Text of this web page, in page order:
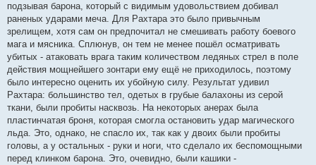
подзывая барона, который с видимым удовольствием добивал
раненых ударами меча. Для Рахтара это было привычным
зрелищем, хотя сам он предпочитал не смешивать работу боевого
мага и мясника. Сплюнув, он тем не менее пошёл осматривать
убитых - атаковать врага таким количеством ледяных стрел в поле
действия мощнейшего зонтари ему ещё не приходилось, поэтому
было интересно оценить их убойную силу. Результат удивил
Рахтара: большинство тел, одетых в грубые балахоны из серой
ткани, были пробиты насквозь. На некоторых анерах была
пластинчатая броня, которая смогла остановить удар магического
льда. Это, однако, не спасло их, так как у двоих были пробиты
головы, а у остальных - руки и ноги, что сделало их беспомощными
перед клинком барона. Это, очевидно, были кашики -